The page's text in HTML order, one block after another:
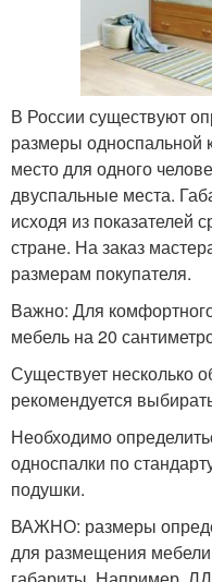
В России существуют
размеры односпальной
место для одного
двуспальные места.
исходя из показателей
стране. На заказ
размерам покупателя.
Важно: Для
мебель на 20
Существует несколько
рекомендуется
Необходимо
односпалки по
подушки.
ВАЖНО: размеры
для размещения